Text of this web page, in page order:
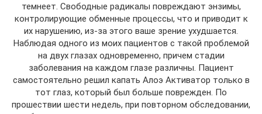
темнеет. Свободные радикалы повреждают энзимы,
контролирующие обменные процессы, что и приводит к
их нарушению, из-за этого ваше зрение ухудшается.
Наблюдая одного из моих пациентов с такой проблемой
на двух глазах одновременно, причем стадии
заболевания на каждом глазе различны. Пациент
самостоятельно решил капать Алоэ Активатор только в
тот глаз, который был больше поврежден. По
прошествии шести недель, при повторном обследовании,